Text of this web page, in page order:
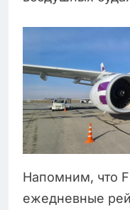
Напомним, что
ежедневные